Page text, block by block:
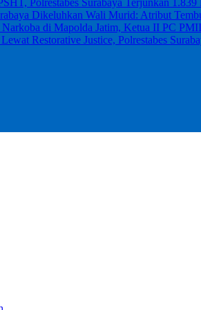
Dikeluhkan Wali Murid: Atribut
di Mapolda Jatim, Ketua II PC
Restorative Justice, Polrestabes